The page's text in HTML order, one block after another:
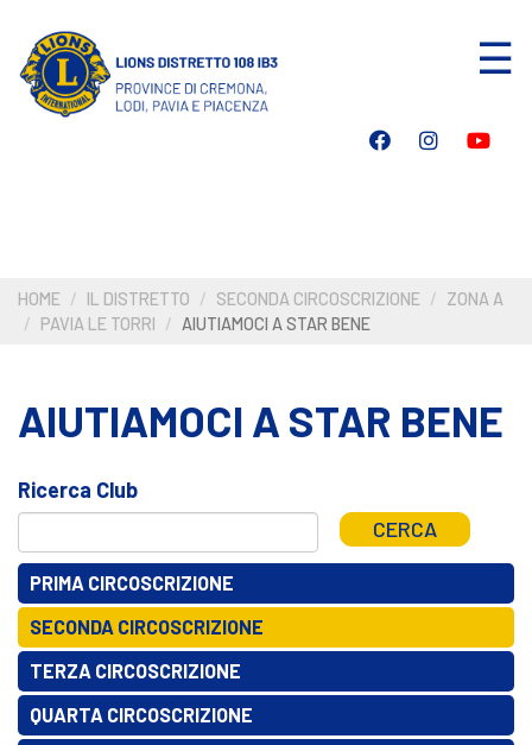
contenuto
principale
☰
HOME IL DISTRETTO SECONDA CIRCOSCRIZIONE
ZONA A
PAVIA LE TORRI
AIUTIAMOCI A STAR BENE
AIUTIAMOCI A STAR BENE
Ricerca Club
CERCA
PRIMA CIRCOSCRIZIONE
SECONDA CIRCOSCRIZIONE
TERZA CIRCOSCRIZIONE
QUARTA CIRCOSCRIZIONE